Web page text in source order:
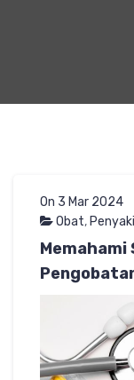
On 3 Mar 2024
Obat,
Memahami